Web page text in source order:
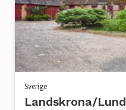
Sverige
Landskrona/Lund